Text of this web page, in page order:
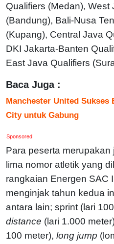
Qualifiers (Medan), West
(Bandung), Bali-Nusa
(Kupang), Central Java
DKI Jakarta-Banten
East Java Qualifiers
Baca Juga :
Manchester United Sukses
City untuk Gabung
Sponsored
Para peserta merupakan
lima nomor atletik yang
rangkaian Energen SAC
menginjak tahun kedua
antara lain; sprint (lari
distance (lari 1.000
100 meter), long jump